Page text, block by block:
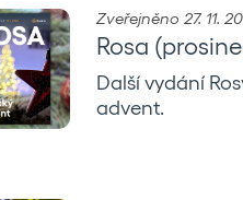
Zveřejněno 27. 11.
Rosa
Další vydání
advent.